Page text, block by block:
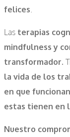
felices.
Las terapias
mindfulness y
transformador.
la vida de los
en que
estas tienen en
Nuestro